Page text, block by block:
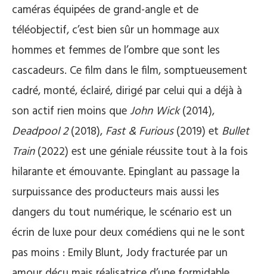
caméras équipées de grand-angle et de
téléobjectif, c’est bien sûr un hommage aux
hommes et femmes de l’ombre que sont les
cascadeurs. Ce film dans le film, somptueusement
cadré, monté, éclairé, dirigé par celui qui a déjà à
son actif rien moins queJohn Wick(2014),
Deadpool 2(2018), Fast & Furious(2019) et Bullet
Train(2022) est une géniale réussite tout à la fois
hilarante et émouvante. Epinglant au passage la
surpuissance des producteurs mais aussi les
dangers du tout numérique, le scénario est un
écrin de luxe pour deux comédiens qui ne le sont
pas moins : Emily Blunt, Jody fracturée par un